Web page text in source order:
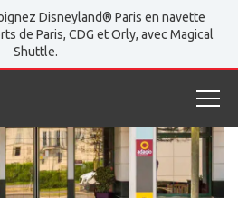
Disneyland® Paris en navette
de Paris, CDG et Orly, avec Magical
Shuttle.
d’Europe